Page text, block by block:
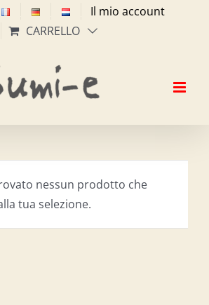
Il mio account
CARRELLO
nessun prodotto che
tua selezione.